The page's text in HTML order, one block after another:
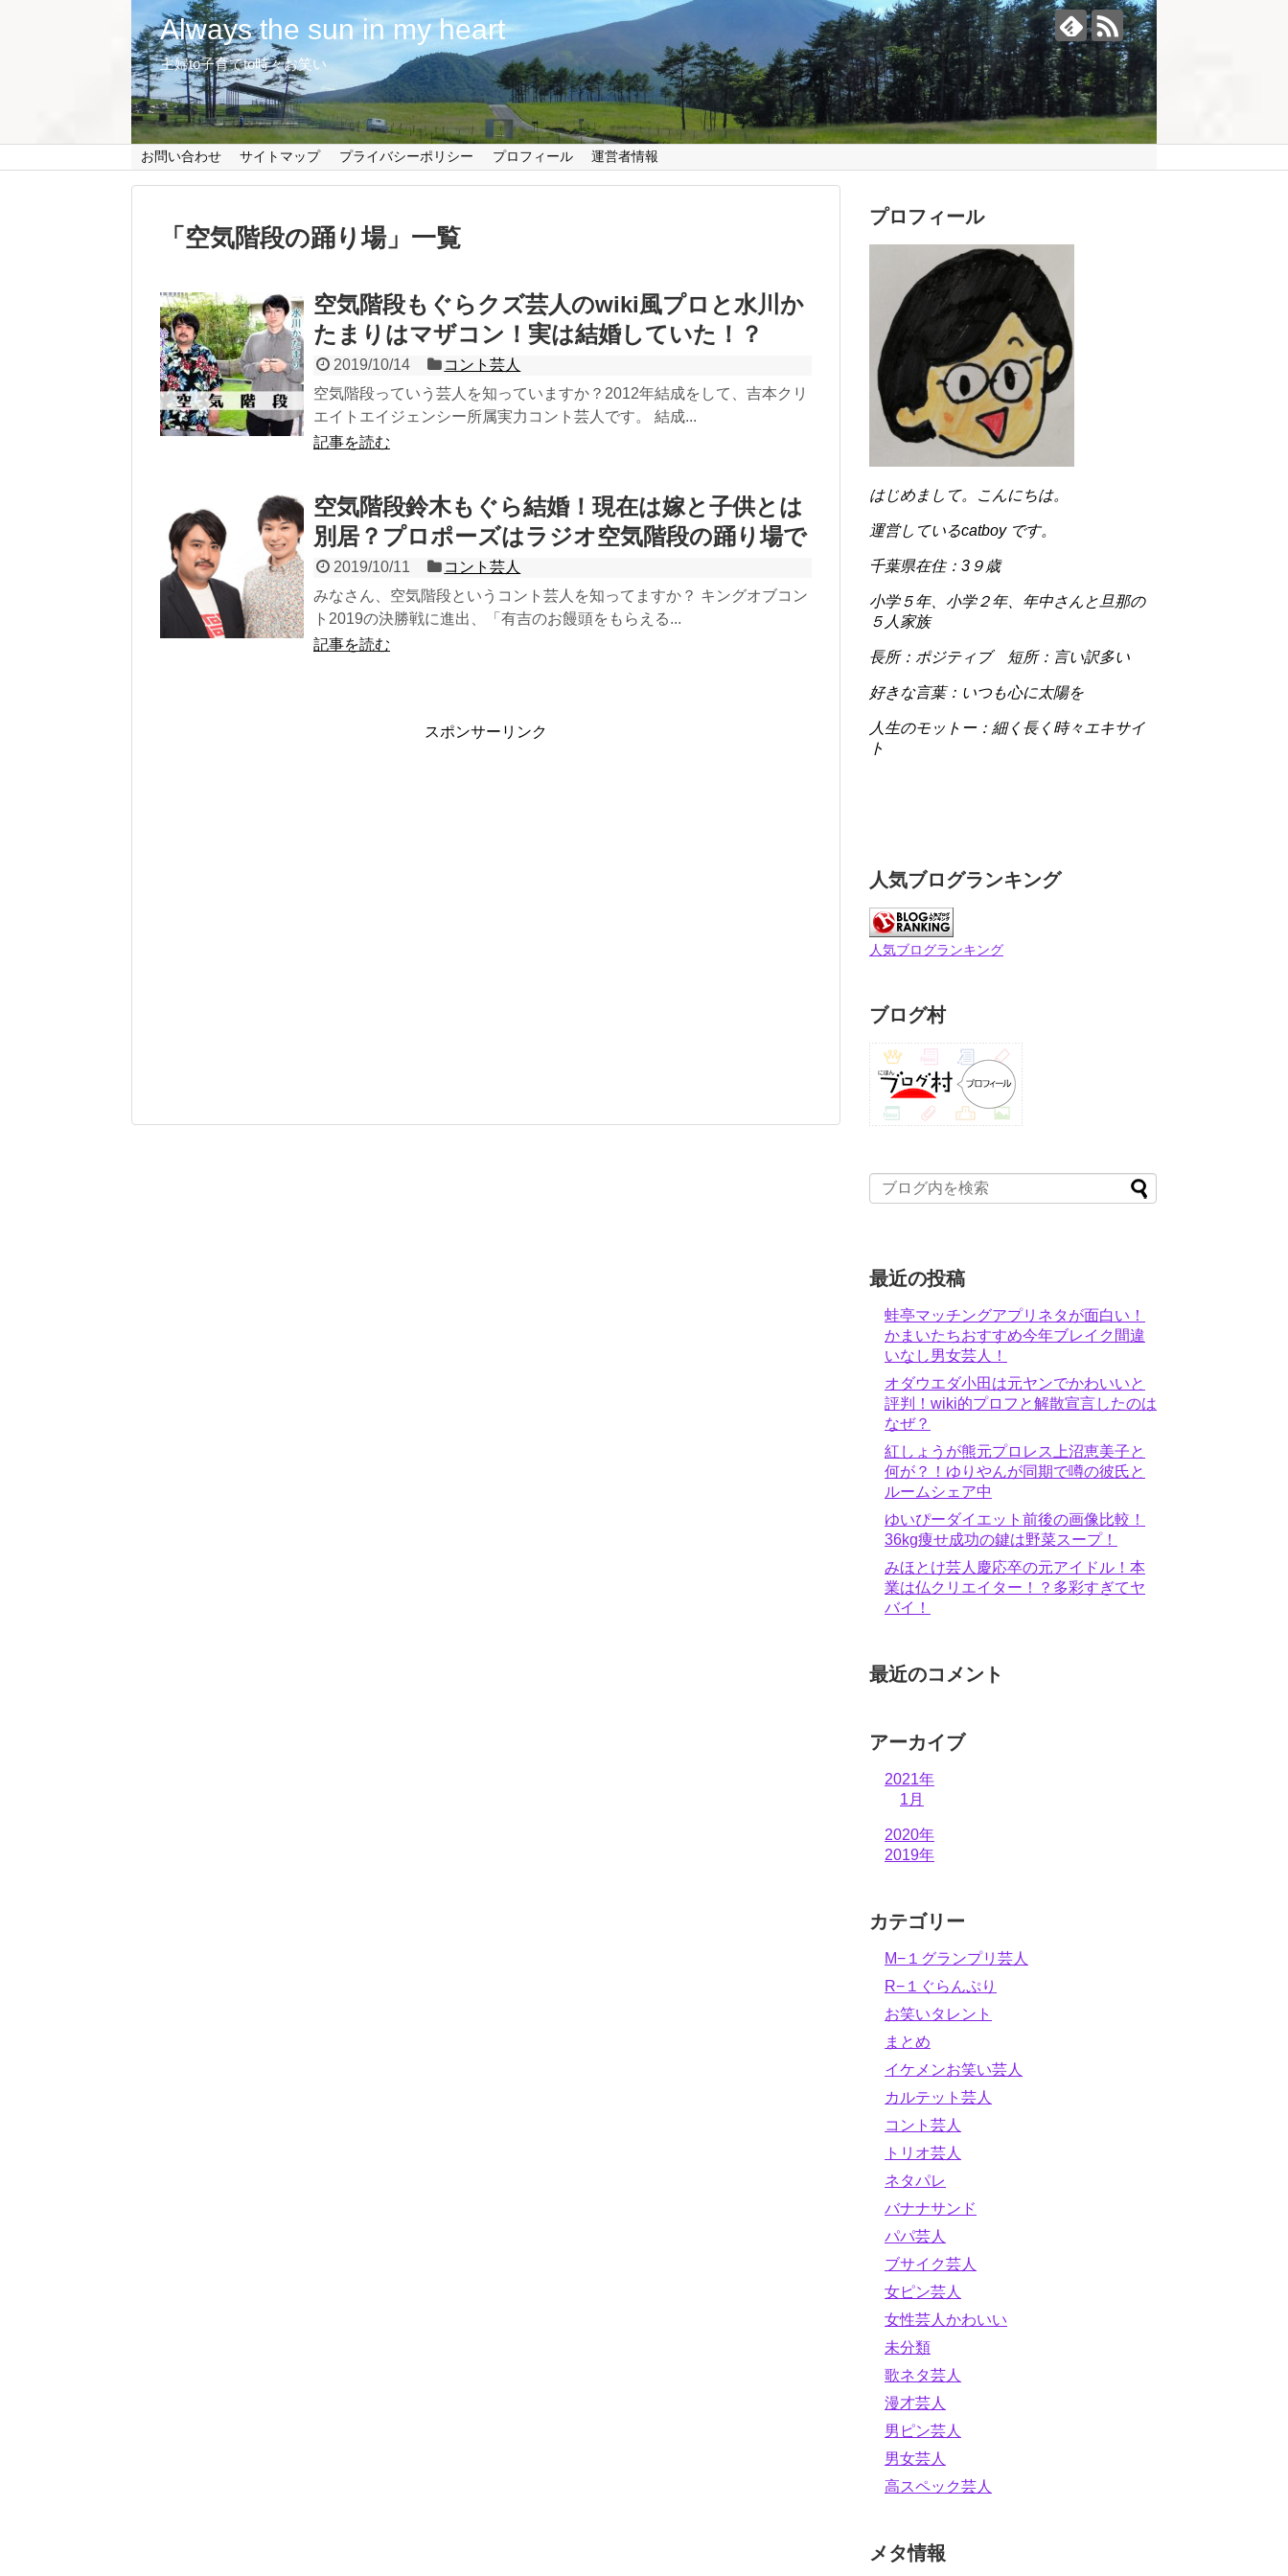
Always the sun in my heart
主婦to子育てto時々お笑い
お問い合わせ サイトマップ プライバシーポリシー プロフィール 運営者情報
「 空気階段の踊り場」 一覧
空気階段もぐらクズ芸人のwiki風プロと水川か
たまりはマザコン！実は結婚していた！？
2019/10/14
コント芸人
空気階段っていう芸人を知っていますか？2012年結成をして、吉本クリ
エイトエイジェンシー所属実力コント芸人です。 結成...
記事を読む
空気階段鈴木もぐら結婚！現在は嫁と子供とは
別居？プロポーズはラジオ空気階段の踊り場で
2019/10/11
コント芸人
みなさん、空気階段というコント芸人を知ってますか？ キングオブコン
ト2019の決勝戦に進出、「有吉のお饅頭をもらえる...
記事を読む
スポンサーリンク
プロフィール
はじめまして。こんにちは。
運営しているcatboy です。
千葉県在住：3９歳
小学５年、小学２年、年中さんと旦那の
５人家族
長所：ポジティブ 短所：言い訳多い
好きな言葉：いつも心に太陽を
人生のモットー：細く長く時々エキサイ
ト
人気ブログランキング
人気ブログランキング
ブログ村
最近の投稿
蛙亭マッチングアプリネタが面白い！
かまいたちおすすめ今年ブレイク間違
いなし男女芸人！
オダウエダ小田は元ヤンでかわいいと
評判！wiki的プロフと解散宣言したのは
なぜ？
紅しょうが熊元プロレス上沼恵美子と
何が？！ゆりやんが同期で噂の彼氏と
ルームシェア中
ゆいぴーダイエット前後の画像比較！
36kg痩せ成功の鍵は野菜スープ！
みほとけ芸人慶応卒の元アイドル！本
業は仏クリエイター！？多彩すぎてヤ
バイ！
最近のコメント
アーカイブ
2021年
1月
2020年
2019年
カテゴリー
M−１グランプリ芸人
R−１ぐらんぷり
お笑いタレント
まとめ
イケメンお笑い芸人
カルテット芸人
コント芸人
トリオ芸人
ネタパレ
バナナサンド
パパ芸人
ブサイク芸人
女ピン芸人
女性芸人かわいい
未分類
歌ネタ芸人
漫才芸人
男ピン芸人
男女芸人
高スペック芸人
メタ情報